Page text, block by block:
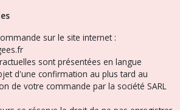
sur le site internet :
sont présentées en langue
d'une confirmation au plus tard au
de votre commande par la société SARL